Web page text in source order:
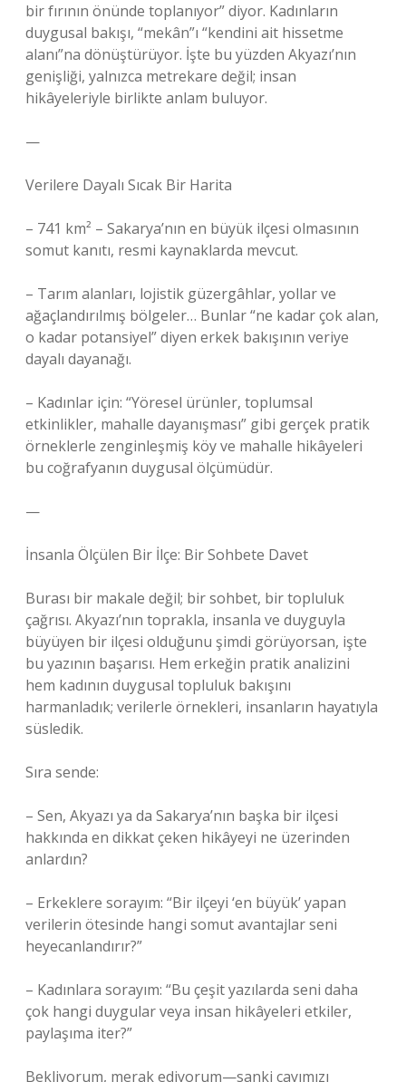
bir fırının önünde toplanıyor” diyor. Kadınların
duygusal bakışı, “mekân”ı “kendini ait hissetme
alanı”na dönüştürüyor. İşte bu yüzden Akyazı’nın
genişliği, yalnızca metrekare değil; insan
hikâyeleriyle birlikte anlam buluyor.
—
Verilere Dayalı Sıcak Bir Harita
– 741 km² – Sakarya’nın en büyük ilçesi olmasının
somut kanıtı, resmi kaynaklarda mevcut.
– Tarım alanları, lojistik güzergâhlar, yollar ve
ağaçlandırılmış bölgeler… Bunlar “ne kadar çok alan,
o kadar potansiyel” diyen erkek bakışının veriye
dayalı dayanağı.
– Kadınlar için: “Yöresel ürünler, toplumsal
etkinlikler, mahalle dayanışması” gibi gerçek pratik
örneklerle zenginleşmiş köy ve mahalle hikâyeleri
bu coğrafyanın duygusal ölçümüdür.
—
İnsanla Ölçülen Bir İlçe: Bir Sohbete Davet
Burası bir makale değil; bir sohbet, bir topluluk
çağrısı. Akyazı’nın toprakla, insanla ve duyguyla
büyüyen bir ilçesi olduğunu şimdi görüyorsan, işte
bu yazının başarısı. Hem erkeğin pratik analizini
hem kadının duygusal topluluk bakışını
harmanladık; verilerle örnekleri, insanların hayatıyla
süsledik.
Sıra sende:
– Sen, Akyazı ya da Sakarya’nın başka bir ilçesi
hakkında en dikkat çeken hikâyeyi ne üzerinden
anlardın?
– Erkeklere sorayım: “Bir ilçeyi ‘en büyük’ yapan
verilerin ötesinde hangi somut avantajlar seni
heyecanlandırır?”
– Kadınlara sorayım: “Bu çeşit yazılarda seni daha
çok hangi duygular veya insan hikâyeleri etkiler,
paylaşıma iter?”
Bekliyorum, merak ediyorum—sanki çayımızı